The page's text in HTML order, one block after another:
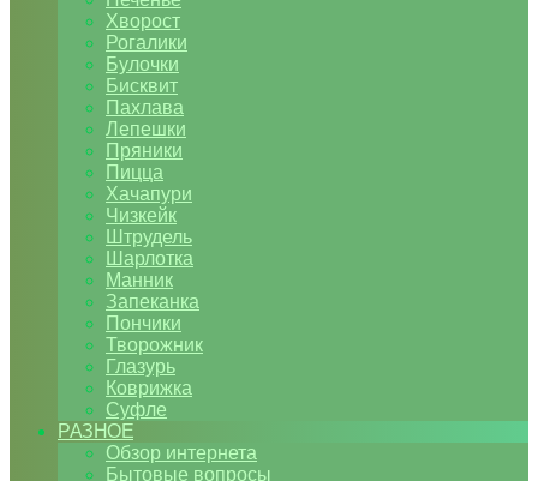
Хворост
Рогалики
Булочки
Бисквит
Пахлава
Лепешки
Пряники
Пицца
Хачапури
Чизкейк
Штрудель
Шарлотка
Манник
Запеканка
Пончики
Творожник
Глазурь
Коврижка
Суфле
РАЗНОЕ
Обзор интернета
Бытовые вопросы